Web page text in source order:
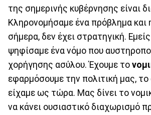
της σημερινής κυβέρνησης είναι
Κληρονομήσαμε ένα πρόβλημα και
σήμερα, δεν έχει στρατηγική.
ψηφίσαμε ένα νόμο που
χορήγησης ασύλου. Έχουμε το
εφαρμόσουμε την πολιτική μας, το
είχαμε ως τώρα. Μας δίνει το
να κάνει ουσιαστικό διαχωρισμό